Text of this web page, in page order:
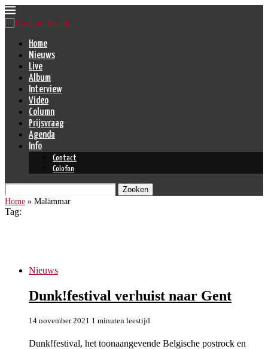
Home
Nieuws
Live
Album
Interview
Video
Column
Prijsvraag
Agenda
Info
Contact
Colofon
Zoeken
Home » Malämmar
Tag:
Nieuws
Dunk!festival verhuist naar Gent
14 november 2021 1 minuten leestijd
Dunk!festival, het toonaangevende Belgische postrock en